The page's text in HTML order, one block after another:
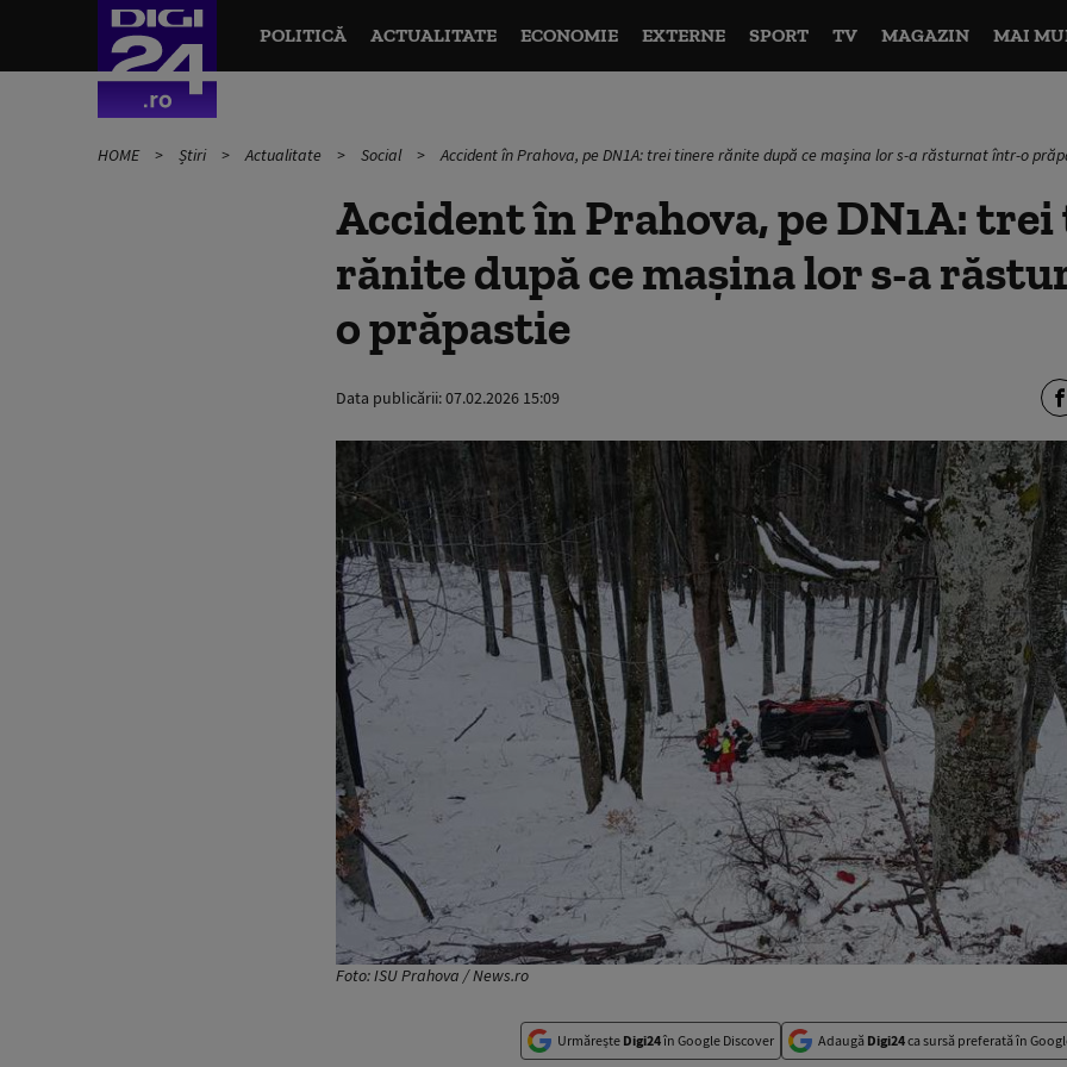
POLITICĂ ACTUALITATE ECONOMIE EXTERNE SPORT TV MAGAZIN MAI
HOME Știri Actualitate Social Accident în Prahova, pe DN1A: trei tinere rănite după ce mașina lor s-a răsturnat într-o
Accident în Prahova, pe DN1A:
rănite după ce mașina lor s-a
o prăpastie
Data publicării:07.02.2026 15:09
Foto: ISU Prahova / News.ro
Urmărește Digi24în Google Discover Adaugă Digi24ca sursă preferată în